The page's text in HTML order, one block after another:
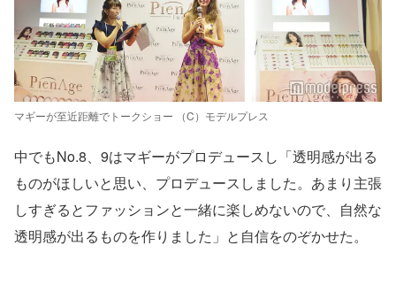
マギーが至近距離でトークショー （C）モデルプレス
中でもNo.8、9はマギーがプロデュースし「透明感が出る
ものがほしいと思い、プロデュースしました。あまり主張
しすぎるとファッションと一緒に楽しめないので、自然な
透明感が出るものを作りました」と自信をのぞかせた。